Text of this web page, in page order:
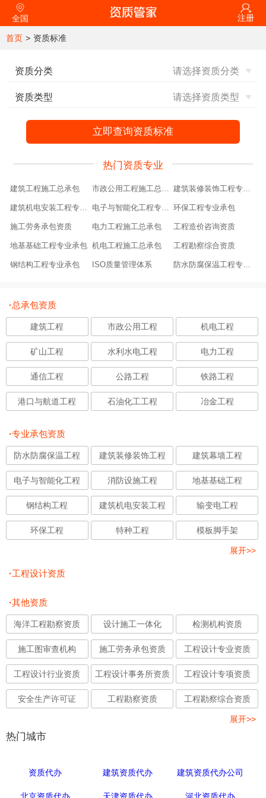
全国 注册
首页 > 资质标准
资质分类
资质类型
热门资质专业
建筑工程施工总承包 市政公用工程施工总承包 建筑装修装饰工程专业承包
建筑机电安装工程专业承包 电子与智能化工程专业承包 环保工程专业承包
施工劳务承包资质 电力工程施工总承包 工程造价咨询资质
地基基础工程专业承包 机电工程施工总承包 工程勘察综合资质
钢结构工程专业承包 ISO质量管理体系 防水防腐保温工程专业承包
·总承包资质
建筑工程 市政公用工程 机电工程
矿山工程 水利水电工程 电力工程
通信工程 公路工程 铁路工程
港口与航道工程 石油化工工程 冶金工程
·专业承包资质
防水防腐保温工程 建筑装修装饰工程 建筑幕墙工程
电子与智能化工程 消防设施工程 地基基础工程
钢结构工程 建筑机电安装工程 输变电工程
环保工程 特种工程 模板脚手架
展开>>
·工程设计资质
·其他资质
海洋工程勘察资质 设计施工一体化 检测机构资质
施工图审查机构 施工劳务承包资质 工程设计专业资质
工程设计行业资质 工程设计事务所资质 工程设计专项资质
安全生产许可证 工程勘察资质 工程勘察综合资质
展开>>
热门城市
资质代办 建筑资质代办 建筑资质代办公司